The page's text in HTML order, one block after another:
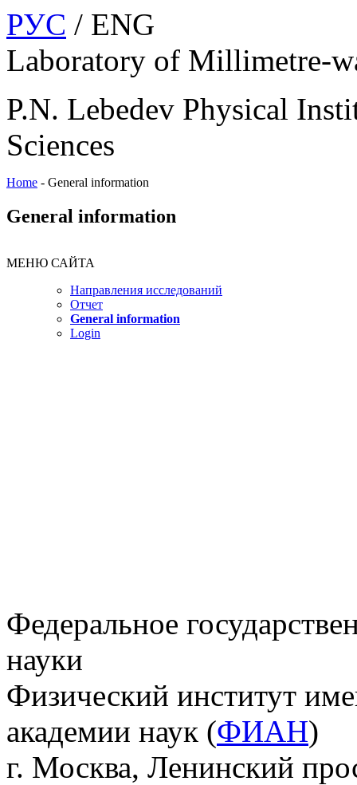
РУС / ENG
Laboratory of Millimetre-
P.N. Lebedev Physical
Sciences
Home - General information
General information
МЕНЮ САЙТА
Направления исследований
Отчет
General information
Login
Федеральное
науки
Физический институт
академии наук (ФИАН)
г. Москва, Ленинский